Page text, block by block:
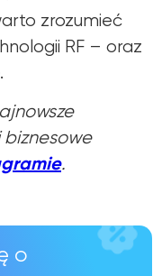
zrozumieć
RF – oraz
biznesowe
.